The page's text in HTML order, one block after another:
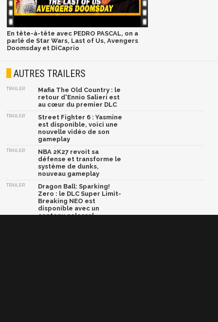
En tête-à-tête avec PEDRO PASCAL, on a
parlé de Star Wars, Last of Us, Avengers
Doomsday et DiCaprio
AUTRES TRAILERS
TRAILER
Mafia The Old Country : le
retour d'Ennio Salieri est
au cœur du premier DLC
TRAILER
Street Fighter 6 : Yasmine
est disponible, voici une
nouvelle vidéo de son
gameplay
TRAILER
NBA 2K27 revoit sa
défense et transforme le
système de dunks,
nouveau gameplay
TRAILER
Dragon Ball: Sparking!
Zero : le DLC Super Limit-
Breaking NEO est
disponible avec un
contenu colossal